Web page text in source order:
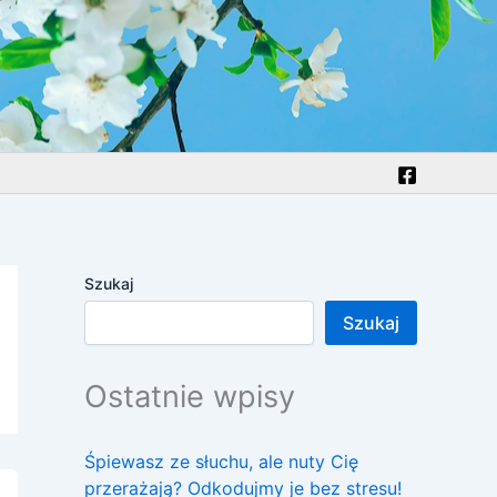
Szukaj
Szukaj
Ostatnie wpisy
Śpiewasz ze słuchu, ale nuty Cię
przerażają? Odkodujmy je bez stresu!